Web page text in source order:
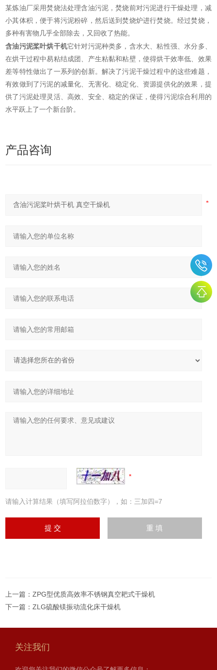
某炼油厂采用焚烧法处理含油污泥，焚烧前对污泥进行干燥处理，减
小其体积，便于将污泥粉碎，然后送到焚烧炉进行焚烧。经过焚烧，
多种有害物几乎全部除去，又回收了热能。
含油污泥桨叶烘干机它针对污泥种类多，含水大、粘性强、水分多、
在烘干过程中易粘结成团、产生粘黏和粘壁，使得烘干效率低、效果
差等特性做出了一系列的创新。解决了污泥干燥过程中的这些难题，
有效做到了污泥的减量化、无害化、稳定化、资源提供化的效果，提
供了污泥处理灵活、高效、安全、稳定的保证，使得污泥综合利用的
水平跃上了一个新台阶。
产品咨询
请输入计算结果（填写阿拉伯数字），如：三加四=7
上一篇：ZPG型优质高效率不锈钢真空耙式干燥机
下一篇：ZLG硫酸镁振动流化床干燥机
关注我们